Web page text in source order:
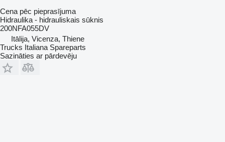
Cena pēc pieprasījuma
Hidraulika - hidrauliskais sūknis
200NFA055DV
Itālija, Vicenza, Thiene
Trucks Italiana Spareparts
Sazināties ar pārdevēju